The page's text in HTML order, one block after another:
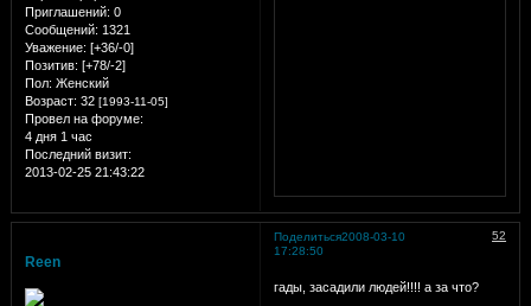
Приглашений: 0
Сообщений: 1321
Уважение: [+36/-0]
Позитив: [+78/-2]
Пол: Женский
Возраст: 32 [1993-11-05]
Провел на форуме:
4 дня 1 час
Последний визит:
2013-02-25 21:43:22
Поделиться 52
2008-03-10
17:28:50
Reen
гады, засадили людей!!!! а за что?